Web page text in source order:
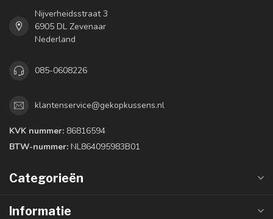
Nijverheidsstraat 3
6905 DL Zevenaar
Nederland
085-0608226
klantenservice@gekopkussens.nl
KVK nummer: 86816594
BTW-nummer: NL864095983B01
Categorieën
Informatie